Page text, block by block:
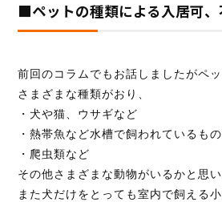
095-839-1983
Webから簡単お見
【無料】お見積り依頼
※ その他のお問い合わせは「お
ム」よりお願いいたします。
■ペットの種類による入居可、
前回のコラムでもお話しましたがペ
さまざまな種類がおり、
・犬や猫、ウサギなど
・熱帯魚など水槽で飼われているもの
・爬虫類など
その他さまざまな動物がいるかと思い
また犬だけをとっても室内で飼える